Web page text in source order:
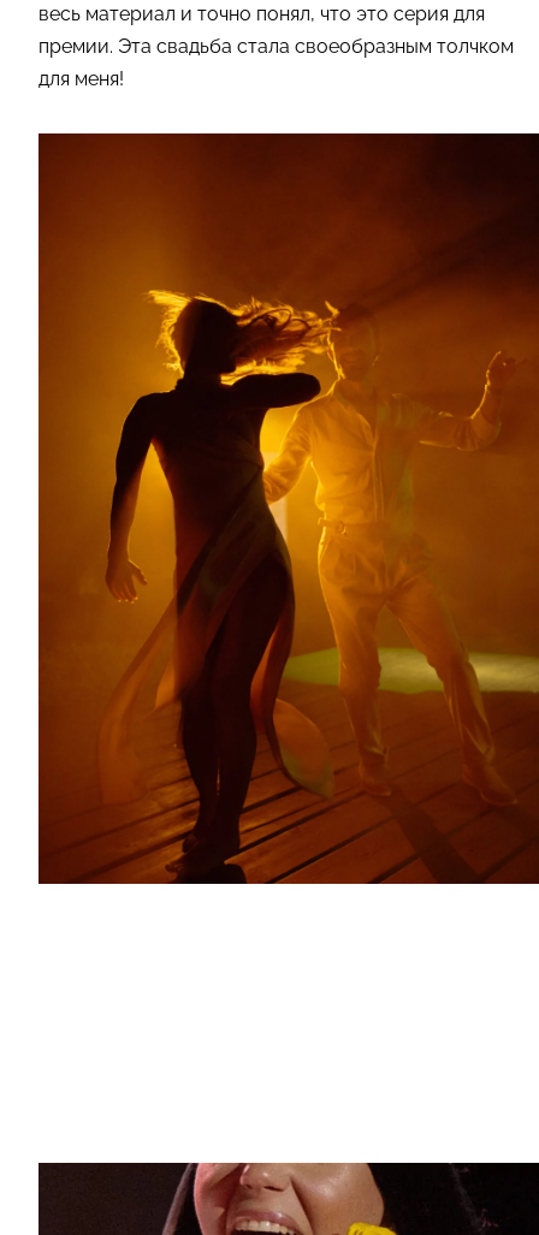
весь материал и точно понял, что это серия для
премии. Эта свадьба стала своеобразным толчком
для меня!